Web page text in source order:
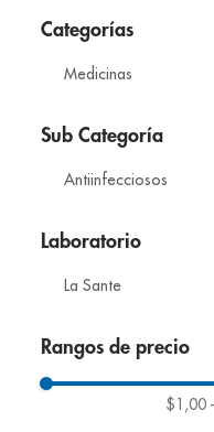
Medicinas
Antiinfecciosos
Laboratorio
La Sante
Rangos de precio
$1,00